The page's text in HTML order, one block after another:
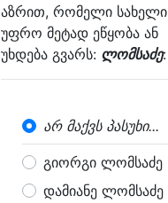
აზრით, რომელი სახელი
უფრო მეტად ეწყობა ან
უხდება გვარს: ლომსაძე:
არ მაქვს პასუხი...
გიორგი ლომსაძე
დამიანე ლომსაძე